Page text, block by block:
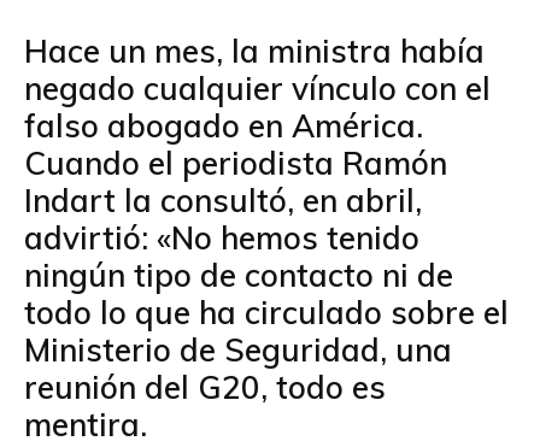
Hace un mes, la ministra había
negado cualquier vínculo con el
falso abogado en América.
Cuando el periodista Ramón
Indart la consultó, en abril,
advirtió: «No hemos tenido
ningún tipo de contacto ni de
todo lo que ha circulado sobre el
Ministerio de Seguridad, una
reunión del G20, todo es
mentira.